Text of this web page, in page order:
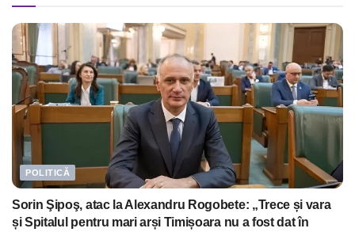
POLITICĂ
Sorin Şipoş, atac la Alexandru Rogobete: „Trece și vara
și Spitalul pentru mari arși Timișoara nu a fost dat în